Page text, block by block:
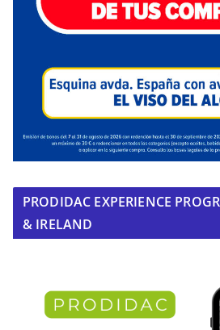
PRODIDAC EXPERIENCE
& IRELAND